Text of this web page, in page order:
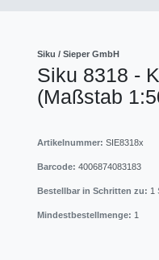
Siku / Sieper GmbH
Siku 8318 -
(Maßstab
Artikelnummer: SIE8318x
Barcode: 4006874083183
Bestellbar in Schritten zu: 1
Mindestbestellmenge: 1